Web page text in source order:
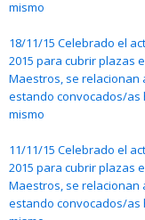
mismo
18/11/15 Celebrado el
2015 para cubrir plazas
Maestros, se
estando convocados/as
mismo
11/11/15 Celebrado el
2015 para cubrir plazas
Maestros, se
estando convocados/as